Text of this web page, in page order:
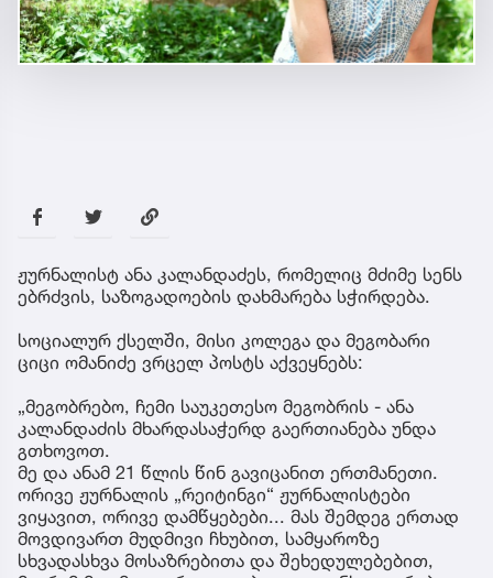
ჟურნალისტ ანა კალანდაძეს, რომელიც მძიმე სენს
ებრძვის, საზოგადოების დახმარება სჭირდება.
სოციალურ ქსელში, მისი კოლეგა და მეგობარი
ციცი ომანიძე ვრცელ პოსტს აქვეყნებს:
„მეგობრებო, ჩემი საუკეთესო მეგობრის - ანა
კალანდაძის მხარდასაჭერდ გაერთიანება უნდა
გთხოვოთ.
მე და ანამ 21 წლის წინ გავიცანით ერთმანეთი.
ორივე ჟურნალის „რეიტინგი“ ჟურნალისტები
ვიყავით, ორივე დამწყებები... მას შემდეგ ერთად
მოვდივართ მუდმივი ჩხუბით, სამყაროზე
სხვადასხვა მოსაზრებითა და შეხედულებებით,